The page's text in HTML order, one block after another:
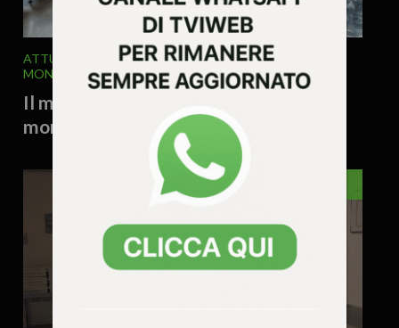
ATTUALITA' ECONOMIA EDITORIALE
ITALIA E
MONDO
4 Agosto 2026 - 9.53
Il mezzo litro d’acqua a 2,90 euro e la
morale perduta del mercato